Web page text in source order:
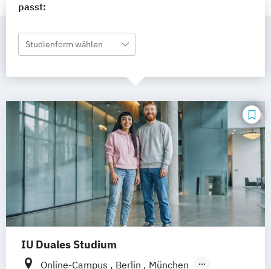
passt:
Studienform wählen
IU Duales Studium
Online-Campus Berlin
München